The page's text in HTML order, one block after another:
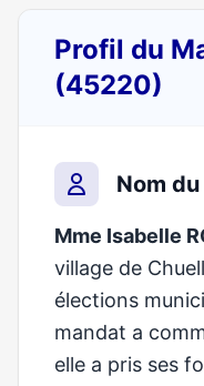
Profil du
(45220)
Nom
Mme Isabelle
village de
élections
mandat a
elle a pris ses